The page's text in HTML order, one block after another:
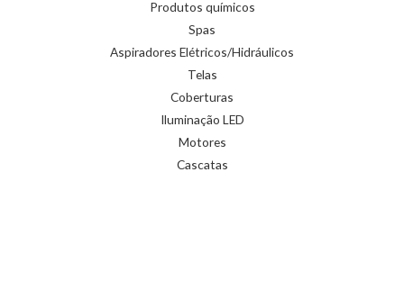
Produtos químicos
Spas
Aspiradores Elétricos/Hidráulicos
Telas
Coberturas
Iluminação LED
Motores
Cascatas